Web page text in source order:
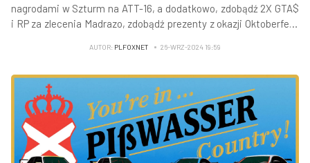
nagrodami w Szturm na ATT-16, a dodatkowo, zdobądź 2X GTA$
i RP za zlecenia Madrazo, zdobądź prezenty z okazji Oktoberfest
AUTOR: PLFOXNET 26-WRZ-2024 19:59